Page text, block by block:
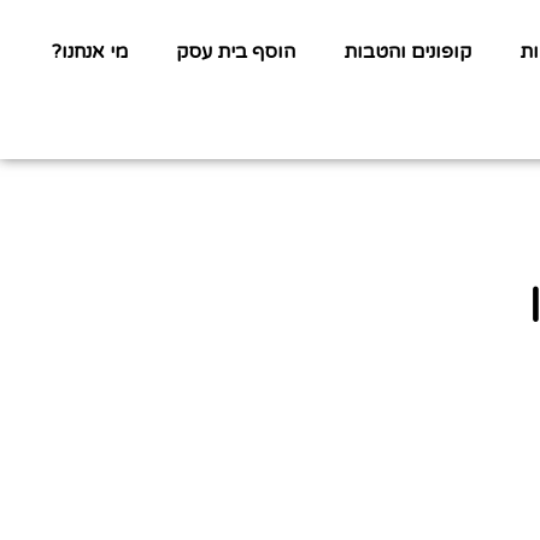
קופונים והטבות הוסף בית עסק מי אנחנו?